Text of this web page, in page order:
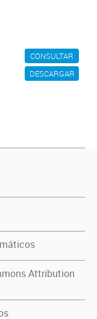
CONSULTAR
DESCARGAR
Attribution